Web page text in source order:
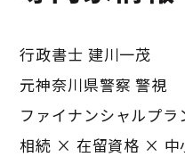
行政書士 建川一茂
元神奈川県警察 警視
ファイナンシャルプラ
相続 × 在留資格 × 中